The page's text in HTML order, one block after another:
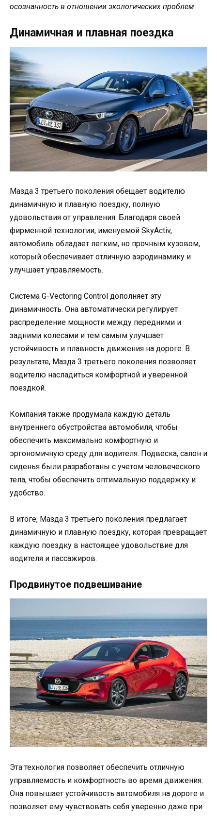
осознанность в отношении экологических проблем.
Динамичная и плавная поездка
Мазда 3 третьего поколения обещает водителю
динамичную и плавную поездку, полную
удовольствия от управления. Благодаря своей
фирменной технологии, именуемой SkyActiv,
автомобиль обладает легким, но прочным кузовом,
который обеспечивает отличную аэродинамику и
улучшает управляемость.
Система G-Vectoring Control дополняет эту
динамичность. Она автоматически регулирует
распределение мощности между передними и
задними колесами и тем самым улучшает
устойчивость и плавность движения на дороге. В
результате, Мазда 3 третьего поколения позволяет
водителю насладиться комфортной и уверенной
поездкой.
Компания также продумала каждую деталь
внутреннего обустройства автомобиля, чтобы
обеспечить максимально комфортную и
эргономичную среду для водителя. Подвеска, салон и
сиденья были разработаны с учетом человеческого
тела, чтобы обеспечить оптимальную поддержку и
удобство.
В итоге, Мазда 3 третьего поколения предлагает
динамичную и плавную поездку, которая превращает
каждую поездку в настоящее удовольствие для
водителя и пассажиров.
Продвинутое подвешивание
Эта технология позволяет обеспечить отличную
управляемость и комфортность во время движения.
Она повышает устойчивость автомобиля на дороге и
позволяет ему чувствовать себя уверенно даже при